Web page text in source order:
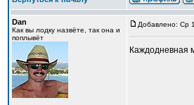
Dan
Как вы лодку назвёте, так она и
поплывёт
Добавлено: Ср
Каждодневная